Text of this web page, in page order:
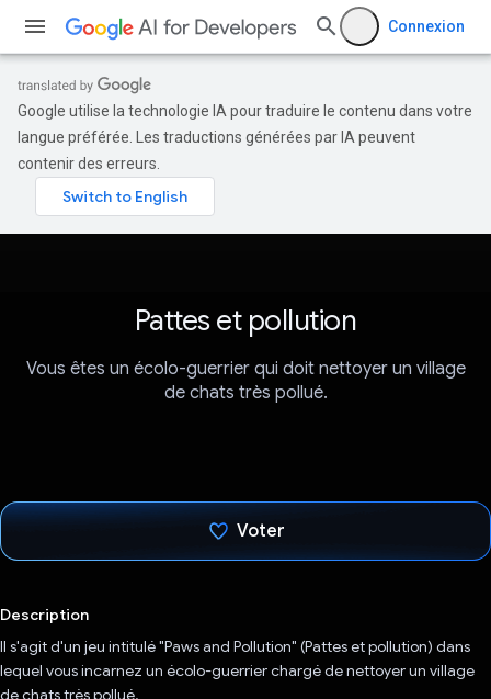
Connexion
Google utilise la technologie IA pour traduire le contenu dans votre
langue préférée. Les traductions générées par IA peuvent
contenir des erreurs.
Pattes et pollution
Vous êtes un écolo-guerrier qui doit nettoyer un village
de chats très pollué.
Voter
Description
Il s'agit d'un jeu intitulé "Paws and Pollution" (Pattes et pollution) dans
lequel vous incarnez un écolo-guerrier chargé de nettoyer un village
de chats très pollué.